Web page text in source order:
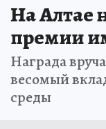
На Алтае
премии
Награда
весомый
среды